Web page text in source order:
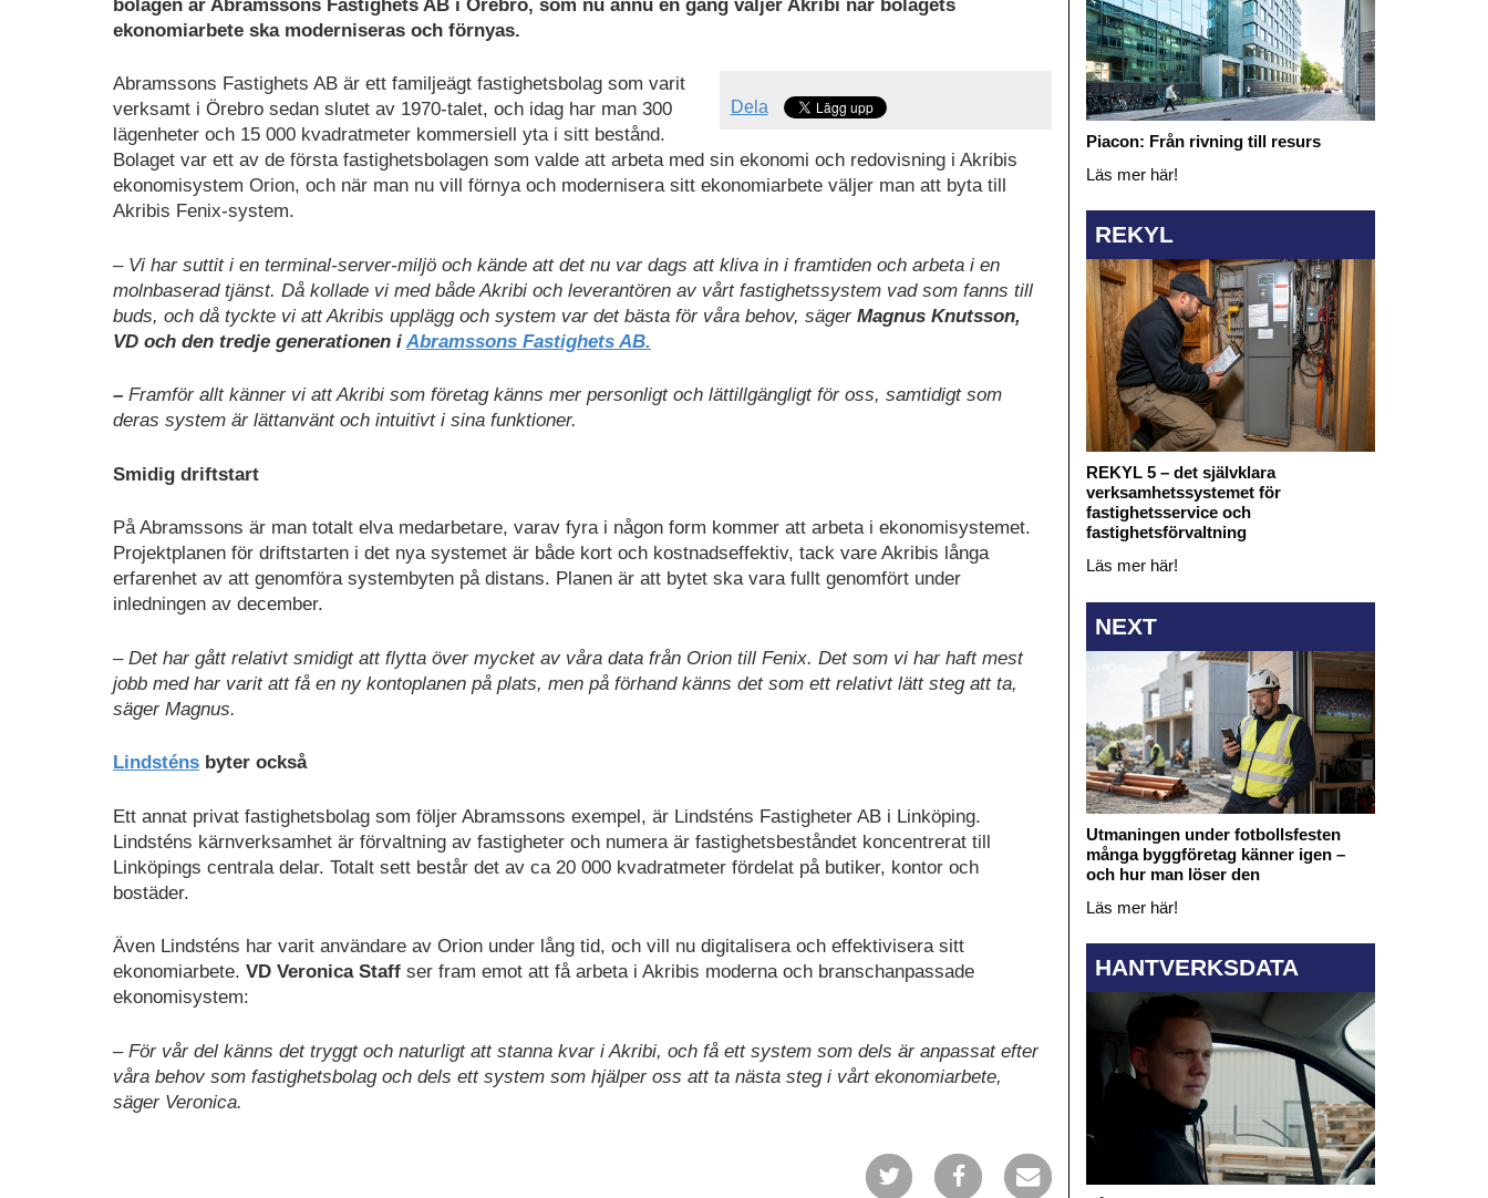
bolagen är Abramssons Fastighets AB i Örebro, som nu ännu en gång väljer Akribi när bolagets
ekonomiarbete ska moderniseras och förnyas.
Dela
Abramssons Fastighets AB är ett familjeägt fastighetsbolag som varit
verksamt i Örebro sedan slutet av 1970-talet, och idag har man 300
lägenheter och 15 000 kvadratmeter kommersiell yta i sitt bestånd.
Bolaget var ett av de första fastighetsbolagen som valde att arbeta med sin ekonomi och redovisning i Akribis
ekonomisystem Orion, och när man nu vill förnya och modernisera sitt ekonomiarbete väljer man att byta till
Akribis Fenix-system.
– Vi har suttit i en terminal-server-miljö och kände att det nu var dags att kliva in i framtiden och arbeta i en
molnbaserad tjänst. Då kollade vi med både Akribi och leverantören av vårt fastighetssystem vad som fanns till
buds, och då tyckte vi att Akribis upplägg och system var det bästa för våra behov, säger Magnus Knutsson,
VD och den tredje generationen i Abramssons Fastighets AB.
– Framför allt känner vi att Akribi som företag känns mer personligt och lättillgängligt för oss, samtidigt som
deras system är lättanvänt och intuitivt i sina funktioner.
Smidig driftstart
På Abramssons är man totalt elva medarbetare, varav fyra i någon form kommer att arbeta i ekonomisystemet.
Projektplanen för driftstarten i det nya systemet är både kort och kostnadseffektiv, tack vare Akribis långa
erfarenhet av att genomföra systembyten på distans. Planen är att bytet ska vara fullt genomfört under
inledningen av december.
– Det har gått relativt smidigt att flytta över mycket av våra data från Orion till Fenix. Det som vi har haft mest
jobb med har varit att få en ny kontoplanen på plats, men på förhand känns det som ett relativt lätt steg att ta,
säger Magnus.
Lindsténs byter också
Ett annat privat fastighetsbolag som följer Abramssons exempel, är Lindsténs Fastigheter AB i Linköping.
Lindsténs kärnverksamhet är förvaltning av fastigheter och numera är fastighetsbeståndet koncentrerat till
Linköpings centrala delar. Totalt sett består det av ca 20 000 kvadratmeter fördelat på butiker, kontor och
bostäder.
Även Lindsténs har varit användare av Orion under lång tid, och vill nu digitalisera och effektivisera sitt
ekonomiarbete. VD Veronica Staff ser fram emot att få arbeta i Akribis moderna och branschanpassade
ekonomisystem:
– För vår del känns det tryggt och naturligt att stanna kvar i Akribi, och få ett system som dels är anpassat efter
våra behov som fastighetsbolag och dels ett system som hjälper oss att ta nästa steg i vårt ekonomiarbete,
säger Veronica.
Piacon: Från rivning till resurs
Läs mer här!
REKYL
REKYL 5 – det självklara
verksamhetssystemet för
fastighetsservice och
fastighetsförvaltning
Läs mer här!
NEXT
Utmaningen under fotbollsfesten
många byggföretag känner igen –
och hur man löser den
Läs mer här!
HANTVERKSDATA